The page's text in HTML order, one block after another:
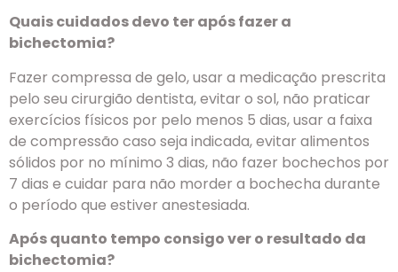
Quais cuidados devo ter após fazer a
bichectomia?
Fazer compressa de gelo, usar a medicação prescrita
pelo seu cirurgião dentista, evitar o sol, não praticar
exercícios físicos por pelo menos 5 dias, usar a faixa
de compressão caso seja indicada, evitar alimentos
sólidos por no mínimo 3 dias, não fazer bochechos por
7 dias e cuidar para não morder a bochecha durante
o período que estiver anestesiada.
Após quanto tempo consigo ver o resultado da
bichectomia?